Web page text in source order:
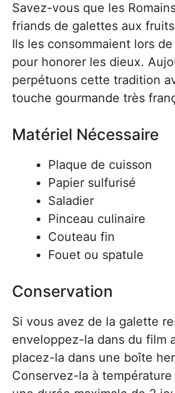
Savez-vous que les
friands de galettes aux
Ils les consommaient lors
pour honorer les dieux.
perpétuons cette tradition
touche gourmande très
Matériel Nécessaire
Plaque de cuisson
Papier sulfurisé
Saladier
Pinceau culinaire
Couteau fin
Fouet ou spatule
Conservation
Si vous avez de la galette
enveloppez-la dans du film
placez-la dans une boîte
Conservez-la à